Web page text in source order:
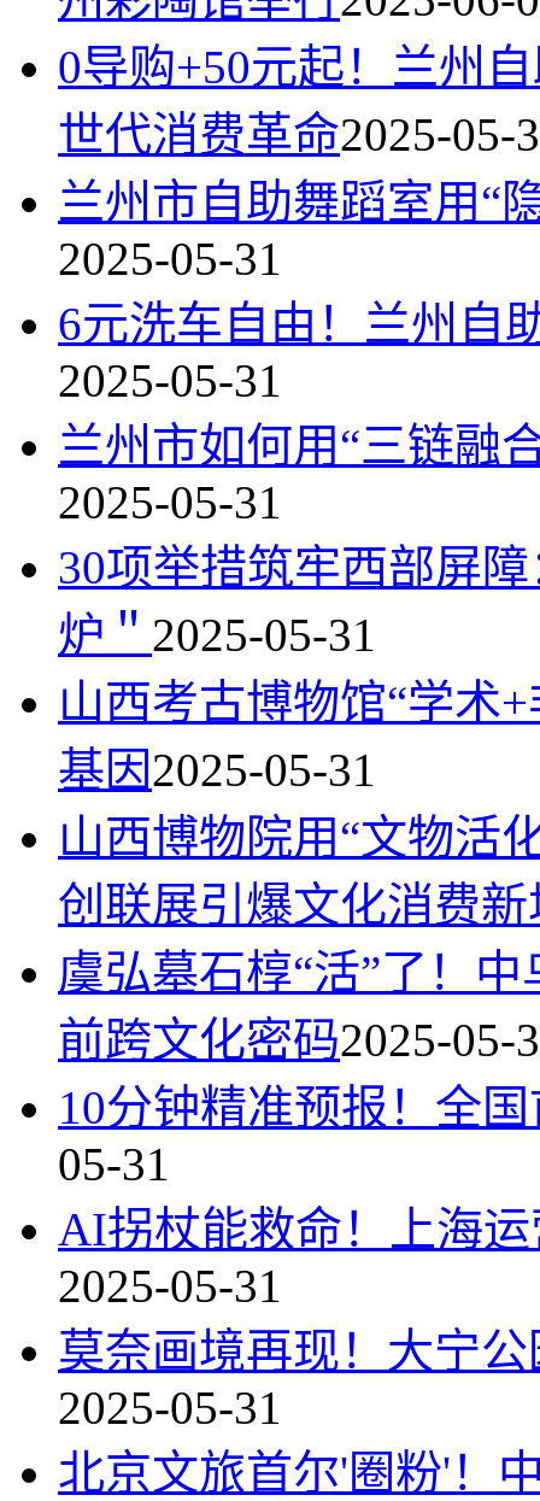
0导购+50元起！兰州
世代消费革命2025-05-
兰州市自助舞蹈室用“
2025-05-31
6元洗车自由！兰州自
2025-05-31
兰州市如何用“三链融
2025-05-31
30项举措筑牢西部屏
炉＂ 2025-05-31
山西考古博物馆“学术
基因2025-05-31
山西博物院用“文物活
创联展引爆文化消费新
虞弘墓石椁“活”了！
前跨文化密码2025-05-
10分钟精准预报！全
05-31
AI拐杖能救命！上海
2025-05-31
莫奈画境再现！大宁
2025-05-31
北京文旅首尔'圈粉'！